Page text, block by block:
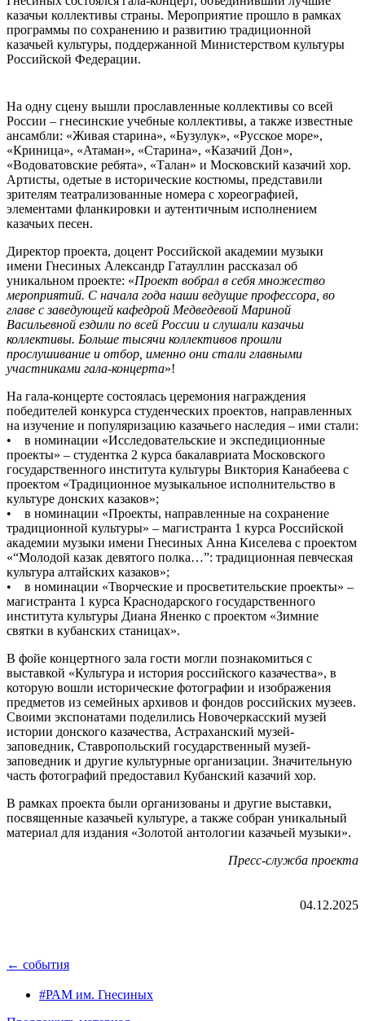
казачьи коллективы страны. Мероприятие прошло в рамках
программы по сохранению и развитию традиционной
казачьей культуры, поддержанной Министерством культуры
Российской Федерации.
На одну сцену вышли прославленные коллективы со всей
России – гнесинские учебные коллективы, а также известные
ансамбли: «Живая старина», «Бузулук», «Русское море»,
«Криница», «Атаман», «Старина», «Казачий Дон»,
«Водоватовские ребята», «Талан» и Московский казачий хор.
Артисты, одетые в исторические костюмы, представили
зрителям театрализованные номера с хореографией,
элементами фланкировки и аутентичным исполнением
казачьих песен.
Директор проекта, доцент Российской академии музыки
имени Гнесиных Александр Гатауллин рассказал об
уникальном проекте: «Проект вобрал в себя множество
мероприятий. С начала года наши ведущие профессора, во
главе с заведующей кафедрой Медведевой Мариной
Васильевной ездили по всей России и слушали казачьи
коллективы. Больше тысячи коллективов прошли
прослушивание и отбор, именно они стали главными
участниками гала-концерта»!
На гала-концерте состоялась церемония награждения
победителей конкурса студенческих проектов, направленных
на изучение и популяризацию казачьего наследия – ими стали:
• в номинации «Исследовательские и экспедиционные
проекты» – студентка 2 курса бакалавриата Московского
государственного института культуры Виктория Канабеева с
проектом «Традиционное музыкальное исполнительство в
культуре донских казаков»;
• в номинации «Проекты, направленные на сохранение
традиционной культуры» – магистранта 1 курса Российской
академии музыки имени Гнесиных Анна Киселева с проектом
«“Молодой казак девятого полка…”: традиционная певческая
культура алтайских казаков»;
• в номинации «Творческие и просветительские проекты» –
магистранта 1 курса Краснодарского государственного
института культуры Диана Яненко с проектом «Зимние
святки в кубанских станицах».
В фойе концертного зала гости могли познакомиться с
выставкой «Культура и история российского казачества», в
которую вошли исторические фотографии и изображения
предметов из семейных архивов и фондов российских музеев.
Своими экспонатами поделились Новочеркасский музей
истории донского казачества, Астраханский музей-
заповедник, Ставропольский государственный музей-
заповедник и другие культурные организации. Значительную
часть фотографий предоставил Кубанский казачий хор.
В рамках проекта были организованы и другие выставки,
посвященные казачьей культуре, а также собран уникальный
материал для издания «Золотой антологии казачьей музыки».
Пресс-служба проекта
04.12.2025
← события
#РАМ им. Гнесиных